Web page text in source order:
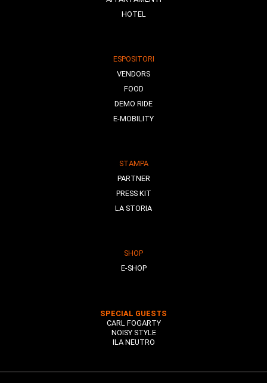
HOTEL
ESPOSITORI
VENDORS
FOOD
DEMO RIDE
E-MOBILITY
STAMPA
PARTNER
PRESS KIT
LA STORIA
SHOP
E-SHOP
SPECIAL GUESTS
CARL FOGARTY
NOISY STYLE
ILA NEUTRO